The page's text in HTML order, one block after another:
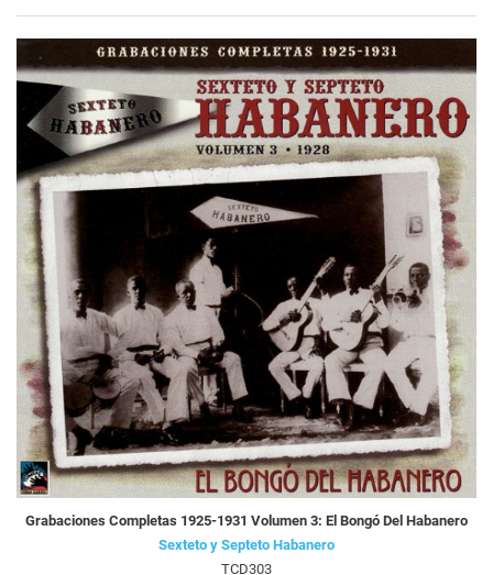
Grabaciones Completas 1925-1931 Volumen 3: El Bongó Del Habanero
Sexteto y Septeto Habanero
TCD303